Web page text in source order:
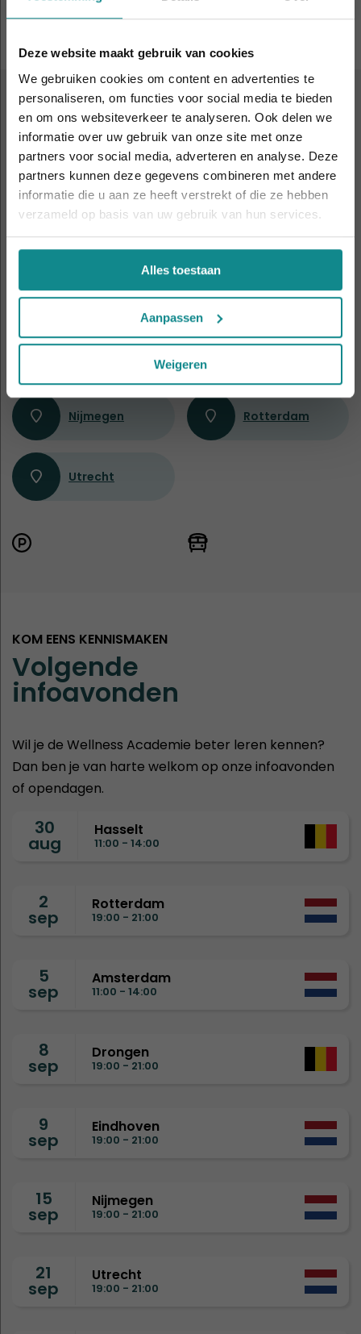
Deze website maakt gebruik van cookies
We gebruiken cookies om content en advertenties te
personaliseren, om functies voor social media te bieden
en om ons websiteverkeer te analyseren. Ook delen we
informatie over uw gebruik van onze site met onze
partners voor social media, adverteren en analyse. Deze
partners kunnen deze gegevens combineren met andere
informatie die u aan ze heeft verstrekt of die ze hebben
verzameld op basis van uw gebruik van hun services.
Alles toestaan
Aanpassen
Weigeren
ALTIJD IN DE BUURT
9 leslocatiesdoor heel
Nederland en België
Amsterdam Antwerpen
Apeldoorn Eindhoven
Nijmegen Rotterdam
Utrecht
KOM EENS KENNISMAKEN
Volgende
infoavonden
Wil je de Wellness Academie beter leren kennen?
Dan ben je van harte welkom op onze infoavonden
of opendagen.
30
aug
Hasselt
11:00 - 14:00
2
sep
Rotterdam
19:00 - 21:00
5
sep
Amsterdam
11:00 - 14:00
8
sep
Drongen
19:00 - 21:00
9
sep
Eindhoven
19:00 - 21:00
15
sep
Nijmegen
19:00 - 21:00
21
sep
Utrecht
19:00 - 21:00
Laatste week! 10% korting t.e.m. 15 augustus,
daarna eindigt de zomeractie definitief.
Sluiten